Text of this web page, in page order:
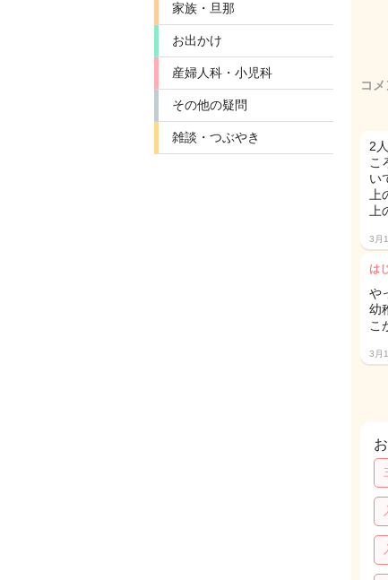
家族・旦那
お出かけ
産婦人科・小児科
その他の疑問
雑談・つぶやき
コメ
2
こ
い
3月
は
や
幼
こ
3月